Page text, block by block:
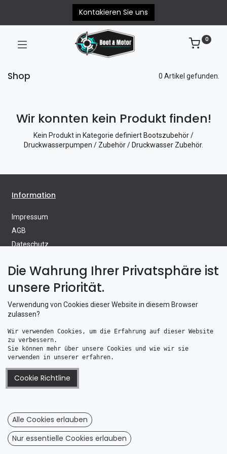
Kontakieren Sie uns
0
Shop 0 Artikel gefunden.
Wir konnten kein Produkt finden!
Kein Produkt in Kategorie definiert Bootszubehör /
Druckwasserpumpen / Zubehör / Druckwasser Zubehör.
Information
Impressum
AGB
Dateschutz
Wiederrufsformular
Altölentsorgung
Batterieverordnung
Telefonzeiten
Wie bestellen Sie bei uns
Versand & Zahlung
WEEE Registrierung
Boot & Motor UG
Die Wahrung Ihrer Privatsphäre ist
unsere Priorität.
Verwendung von Cookies dieser Website in diesem Browser
zulassen?
Wir verwenden Cookies, um die Erfahrung auf dieser Website
zu verbessern.
Sie können mehr über unsere Cookies und wie wir sie
verwenden in unserer erfahren.
Cookie Richtline
Alle Cookies erlauben
Nur essentielle Cookies erlauben